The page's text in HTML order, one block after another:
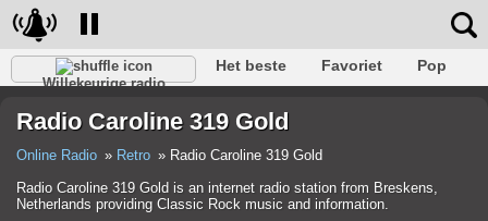
Willekeurige radio
Het beste Favoriet
Pop
Rap
Trans Falk Jazz Baby
Radio Caroline 319 Gold
Online Radio Retro
Radio Caroline 319 Gold
Radio Caroline 319 Gold is an internet radio station from Breskens,
Netherlands providing Classic Rock music and information.